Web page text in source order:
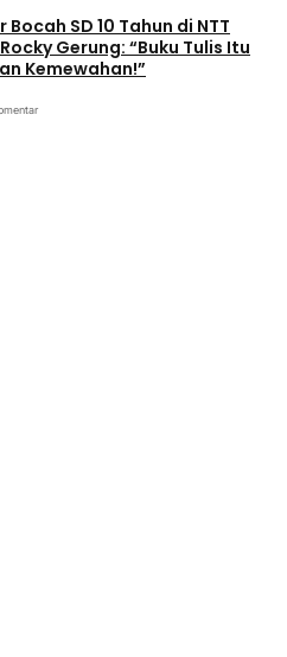
SD 10 Tahun di NTT
Gerung: “Buku Tulis Itu
Kemewahan!”